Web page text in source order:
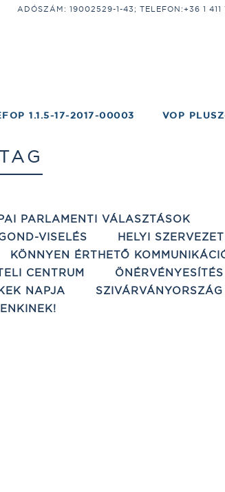
ADÓSZÁM: 19002529-1-43; TELEFON:+36 1 411
1.1.5-17-2017-00003 VOP
PARLAMENTI VÁLASZTÁSOK
VISELÉS HELYI
KÖNNYEN ÉRTHETŐ
CENTRUM
ÖNÉRVÉNYESÍTÉS
NAPJA